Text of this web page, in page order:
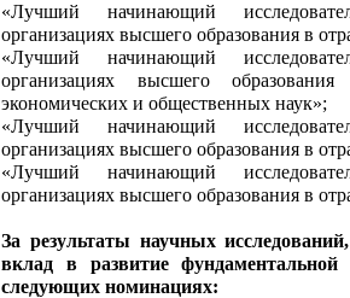
«Лучший начинающий
организациях высшего образования в
«Лучший начинающий
организациях высшего
экономических и общественных наук»;
«Лучший начинающий
организациях высшего образования в
«Лучший начинающий
организациях высшего образования в
За результаты научных
вклад в развитие
следующих номинациях: